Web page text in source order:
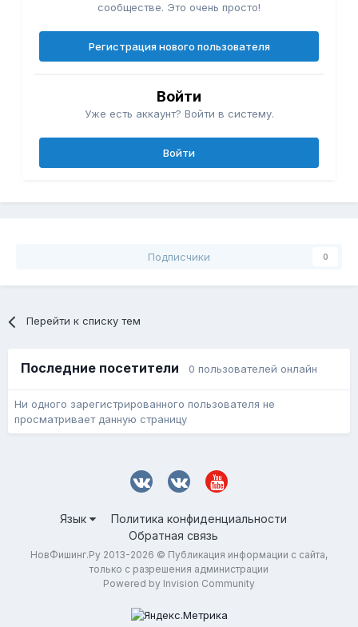
сообществе. Это очень просто!
Регистрация нового пользователя
Войти
Уже есть аккаунт? Войти в систему.
Войти
Подписчики 0
Перейти к списку тем
Последние посетители 0 пользователей онлайн
Ни одного зарегистрированного пользователя не
просматривает данную страницу
Язык
Политика конфиденциальности
Обратная связь
НовФишинг.Ру 2013-2026 © Публикация информации с сайта,
только с разрешения администрации
Powered by Invision Community